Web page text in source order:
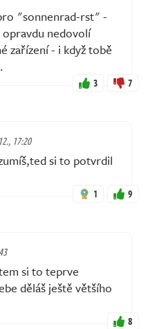
"sonnenrad-rst" -
nedovolí
zařízení - i když tobě
3 7
17:20
si to potvrdil
1 9
si to teprve
děláš ještě většího
8